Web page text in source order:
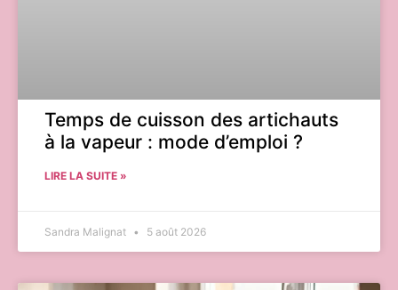
Temps de cuisson des artichauts
à la vapeur : mode d’emploi ?
LIRE LA SUITE »
Sandra Malignat 5 août 2026